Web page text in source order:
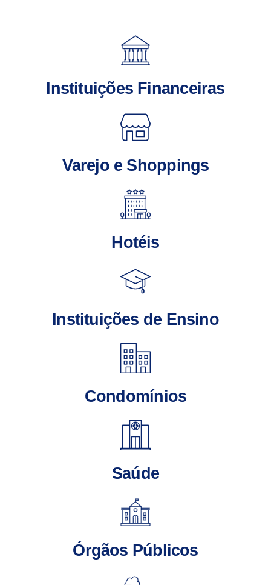
Instituições Financeiras
Varejo e Shoppings
Hotéis
Instituições de Ensino
Condomínios
Saúde
Órgãos Públicos